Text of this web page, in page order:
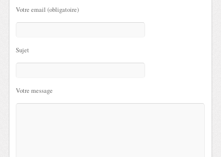
Votre email (obligatoire)
Sujet
Votre message